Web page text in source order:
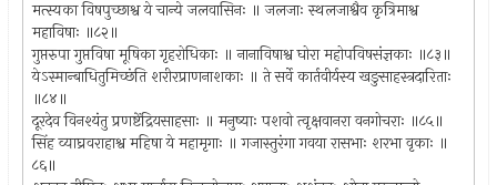
मत्स्यका विषपुच्छाश्व ये चान्ये जलवासिनः ॥ जलजाः स्थलजाश्वैव कृत्रिमाश्व
महाविषाः ॥८२॥
गुप्तरुपा गुप्तविषा मूषिका गृहरोधिकाः ॥ नानाविषाश्व घोरा महोपविषसंज्ञकाः ॥८३॥
येऽस्मान्बाधितुमिच्छंति शरीरप्राणनाशकाः ॥ ते सर्वे कार्तवीर्यस्य खङुसाहस्त्रदारिताः
॥८४॥
दूरदेव विनश्यंतु प्रणष्टेंद्रियसाहसाः ॥ मनुष्याः पशवो त्वृक्षवानरा वनगोचराः ॥८५॥
सिंह व्याघ्रवराहाश्व महिषा ये महामृगाः ॥ गजास्तुरंगा गवया रासभाः शरभा वृकाः ॥
८६॥